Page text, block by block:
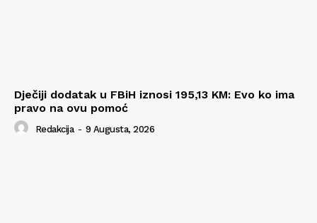
Dječiji dodatak u FBiH iznosi 195,13 KM: Evo ko ima
pravo na ovu pomoć
Redakcija - 9 Augusta, 2026